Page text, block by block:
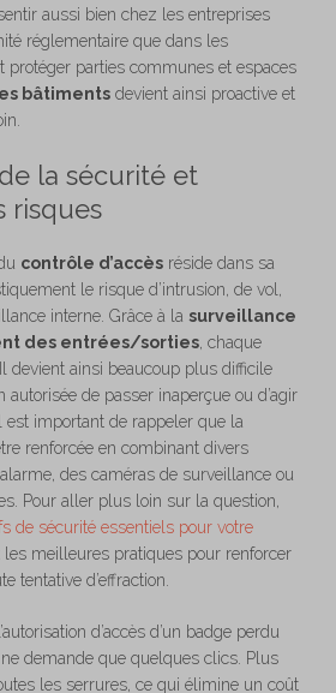
aussi bien chez les entreprises
réglementaire que dans les
protéger parties communes et espaces
bâtiments devient ainsi proactive et
la sécurité et
risques
contrôle d’accès réside dans sa
le risque d’intrusion, de vol,
interne. Grâce à la surveillance
des entrées/sorties , chaque
devient ainsi beaucoup plus difficile
autorisée de passer inaperçue ou d’agir
est important de rappeler que la
renforcée en combinant divers
des caméras de surveillance ou
Pour aller plus loin sur la question,
de sécurité essentiels pour votre
les meilleures pratiques pour renforcer
tentative d’effraction.
d’accès d’un badge perdu
demande que quelques clics. Plus
les serrures, ce qui élimine un coût